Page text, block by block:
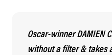
Oscar-winner DAMIEN
without a filter & takes